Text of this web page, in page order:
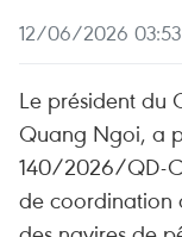
12/06/2026 03:53
Le président du
Quang Ngoi, a
140/2026/QD-
de coordination